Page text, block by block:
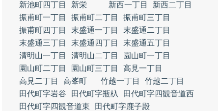
新池町四丁目
新栄 新西一丁目
新西二丁目
振甫町一丁目
振甫町二丁目
振甫町三丁目
振甫町四丁目
末盛通一丁目
末盛通二丁目
末盛通三丁目
末盛通四丁目
末盛通五丁目
清明山一丁目
清明山二丁目
園山町一丁目
園山町二丁目
園山町三丁目
高見一丁目
高見二丁目
高峯町 竹越一丁目
竹越二丁目
田代町字岩谷
田代町字瓶杁
田代町字四観音道西
田代町字四観音道東
田代町字鹿子殿